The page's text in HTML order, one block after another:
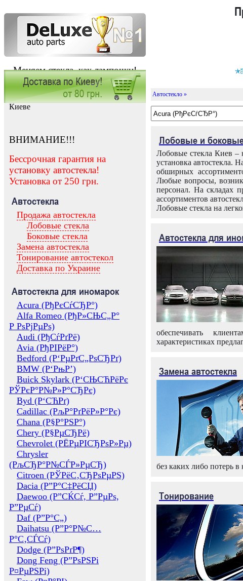
Меняем стекла, как лампочки!
Заказать установку автостекла в
Киеве
ВНИМАНИЕ!!!
Бессрочная гарантия на
установку автостекла!
Установка от 250 грн.
Автостекла
Продажа автостекла
Лобовые стекла
Боковые стекла
Замена автостекла
Тонирование автостекол
Доставка по Украине
Автостекла для иномарок
Acura (РђРєСѓСЂР°)
Alfa Romeo (РђР»СЊС„Р°
Р РѕРјРµРѕ)
Audi (РђСѓРґРё)
Avia (РђРІРёР°)
Bedford (Р‘РµРґС„РѕСЂРґ)
BMW (Р‘РњР’)
Buick Skylark (Р‘СЊСЋРёРє
РЎРєР°Р№Р»Р°СЂРє)
Byd (Р‘СЋРґ)
Cadillac (РљР°РґРёР»Р°Рє)
Chana (Р§Р°РЅР°)
Chery (Р§РµСЂРё)
Chevrolet (РЁРµРІСЂРѕР»Рµ)
Chrysler
(РљСЂР°Р№СЃР»РµСЂ)
Citroen (РЎРёС‚СЂРѕРµРЅ)
Dacia (Р”Р°С‡РёСЏ)
Daewoo (Р”СЌСѓ, Р”РµРѕ,
Р”РµСѓ)
Daf (Р”Р°С„)
Daihatsu (Р”Р°Р№С…
Р°С‚СЃСѓ)
Dodge (Р”РѕРґР¶)
Dong Feng (Р”РѕРЅРі
Р¤РµРЅРі)
Автостекло »
Лобовые и боковые
Лобовые стекла Киев –
установка автостекла.
обширных
Любые вопросы,
персонал. На складах
ассортиментов
Лобовые стекла на
Автостекла для
обеспечивать
характеристиках
Замена автостекла
без каких либо потерь в
Тонирование